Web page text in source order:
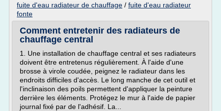
fuite d'eau radiateur de chauffage / fuite d'eau radiateur
fonte
Comment entretenir des radiateurs de
chauffage central
1. Une installation de chauffage central et ses radiateurs
doivent être entretenus régulièrement. À l'aide d'une
brosse à virole coudée, peignez le radiateur dans les
endroits difficiles d'accès. Le long manche de cet outil et
l'inclinaison des poils permettent d'appliquer la peinture
derrière les éléments. Protégez le mur à l'aide de papier
journal fixé par de l'adhésif. La...